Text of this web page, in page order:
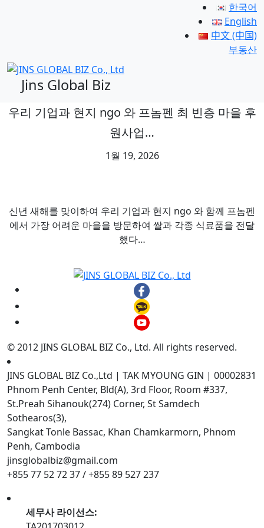
한국어
English
中文 (中国)
부동산
Jins Global Biz
우리 기업과 현지 ngo 와 프놈펜 최 빈층 마을 후
원사업…
1월 19, 2026
신년 새해를 맞이하여 우리 기업과 현지 ngo 와 함께 프놈펜
에서 가장 어려운 마을을 방문하여 쌀과 각종 식료품을 전달
했다…
© 2012 JINS GLOBAL BIZ Co., Ltd. All rights reserved.
JINS GLOBAL BIZ Co.,Ltd | TAK MYOUNG GIN | 00002831
Phnom Penh Center, Bld(A), 3rd Floor, Room #337,
St.Preah Sihanouk(274) Corner, St Samdech
Sothearos(3),
Sangkat Tonle Bassac, Khan Chamkarmorn, Phnom
Penh, Cambodia
jinsglobalbiz@gmail.com
+855 77 52 72 37 / +855 89 527 237
세무사 라이선스: